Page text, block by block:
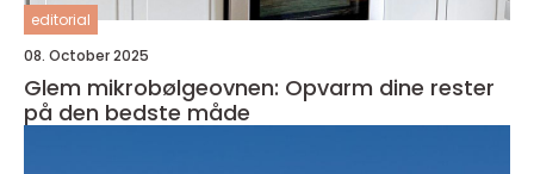
editorial
08. October 2025
Glem mikrobølgeovnen: Opvarm dine rester
på den bedste måde